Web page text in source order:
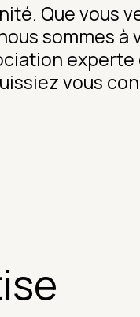
Que vous
sommes à
experte
vous